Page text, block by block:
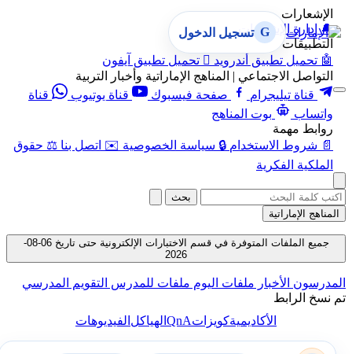
الإشعارات
🔔 إدارة الإشعارات
التطبيقات
🤖 تحميل تطبيق أندرويد  تحميل تطبيق آيفون
التواصل الاجتماعي | المناهج الإماراتية وأخبار التربية
قناة تيليجرام
صفحة فيسبوك قناة يوتيوب
قناة
واتساب
بوت المناهج
روابط مهمة
📄 شروط الاستخدام 🔒 سياسة الخصوصية ✉️ اتصل بنا ⚖️ حقوق
الملكية الفكرية
G تسجيل الدخول
بحث
المناهج الإماراتية
جميع الملفات المتوفرة في قسم الاختبارات الإلكترونية حتى تاريخ 06-08-
2026
المدرسون الأخبار ملفات اليوم ملفات للمدرس التقويم المدرسي
تم نسخ الرابط
الأكاديميةكويزاتQnAالهياكل الفيديوهات